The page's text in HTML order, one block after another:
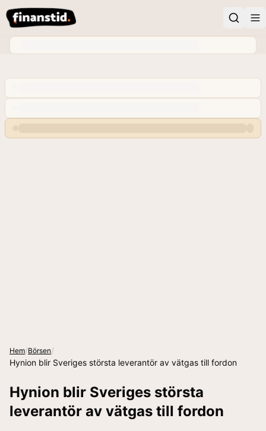
Hem/Börsen/
Hynion blir Sveriges största leverantör av vätgas till fordon
Hynion blir Sveriges största
leverantör av vätgas till fordon